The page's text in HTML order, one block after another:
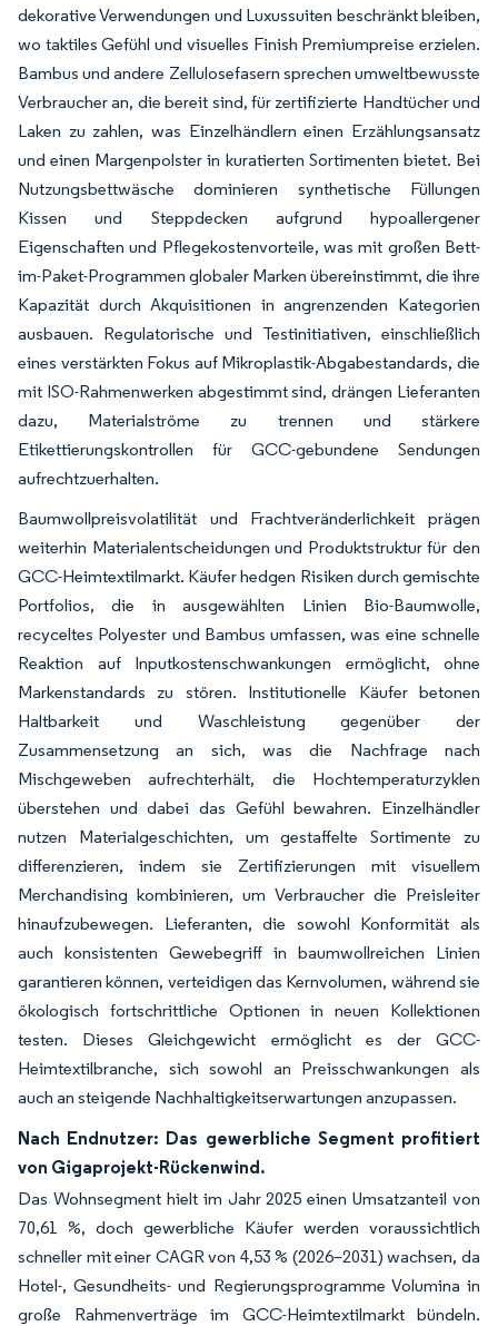
dekorative Verwendungen und Luxussuiten beschränkt bleiben,
wo taktiles Gefühl und visuelles Finish Premiumpreise erzielen.
Bambus und andere Zellulosefasern sprechen umweltbewusste
Verbraucher an, die bereit sind, für zertifizierte Handtücher und
Laken zu zahlen, was Einzelhändlern einen Erzählungsansatz
und einen Margenpolster in kuratierten Sortimenten bietet. Bei
Nutzungsbettwäsche dominieren synthetische Füllungen
Kissen und Steppdecken aufgrund hypoallergener
Eigenschaften und Pflegekostenvorteile, was mit großen Bett-
im-Paket-Programmen globaler Marken übereinstimmt, die ihre
Kapazität durch Akquisitionen in angrenzenden Kategorien
ausbauen. Regulatorische und Testinitiativen, einschließlich
eines verstärkten Fokus auf Mikroplastik-Abgabestandards, die
mit ISO-Rahmenwerken abgestimmt sind, drängen Lieferanten
dazu, Materialströme zu trennen und stärkere
Etikettierungskontrollen für GCC-gebundene Sendungen
aufrechtzuerhalten.
Baumwollpreisvolatilität und Frachtveränderlichkeit prägen
weiterhin Materialentscheidungen und Produktstruktur für den
GCC-Heimtextilmarkt. Käufer hedgen Risiken durch gemischte
Portfolios, die in ausgewählten Linien Bio-Baumwolle,
recyceltes Polyester und Bambus umfassen, was eine schnelle
Reaktion auf Inputkostenschwankungen ermöglicht, ohne
Markenstandards zu stören. Institutionelle Käufer betonen
Haltbarkeit und Waschleistung gegenüber der
Zusammensetzung an sich, was die Nachfrage nach
Mischgeweben aufrechterhält, die Hochtemperaturzyklen
überstehen und dabei das Gefühl bewahren. Einzelhändler
nutzen Materialgeschichten, um gestaffelte Sortimente zu
differenzieren, indem sie Zertifizierungen mit visuellem
Merchandising kombinieren, um Verbraucher die Preisleiter
hinaufzubewegen. Lieferanten, die sowohl Konformität als
auch konsistenten Gewebegriff in baumwollreichen Linien
garantieren können, verteidigen das Kernvolumen, während sie
ökologisch fortschrittliche Optionen in neuen Kollektionen
testen. Dieses Gleichgewicht ermöglicht es der GCC-
Heimtextilbranche, sich sowohl an Preisschwankungen als
auch an steigende Nachhaltigkeitserwartungen anzupassen.
Nach Endnutzer: Das gewerbliche Segment profitiert
von Gigaprojekt-Rückenwind.
Das Wohnsegment hielt im Jahr 2025 einen Umsatzanteil von
70,61 %, doch gewerbliche Käufer werden voraussichtlich
schneller mit einer CAGR von 4,53 % (2026–2031) wachsen, da
Hotel-, Gesundheits- und Regierungsprogramme Volumina in
große Rahmenverträge im GCC-Heimtextilmarkt bündeln.